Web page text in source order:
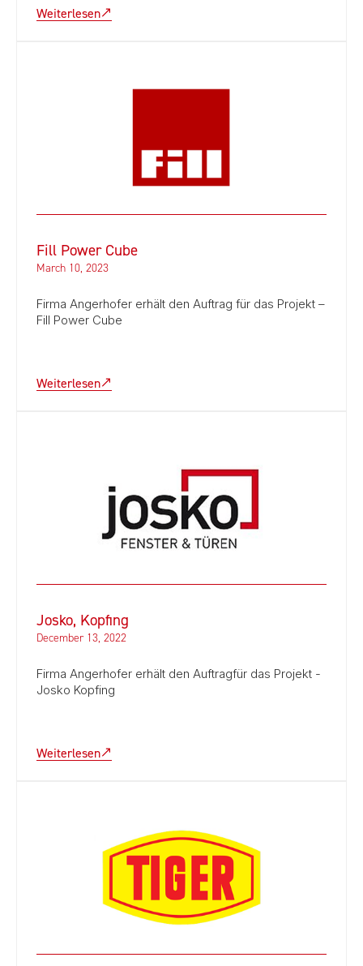
Weiterlesen
Fill Power Cube
March 10, 2023
Firma Angerhofer erhält den Auftrag für das Projekt –
Fill Power Cube
Weiterlesen
Josko, Kopfing
December 13, 2022
Firma Angerhofer erhält den Auftragfür das Projekt -
Josko Kopfing
Weiterlesen